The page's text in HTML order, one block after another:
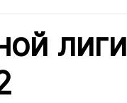
лиги